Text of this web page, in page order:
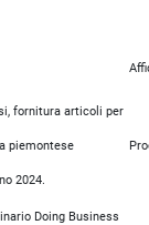
fornitura articoli per
piemontese
2024.
Doing Business